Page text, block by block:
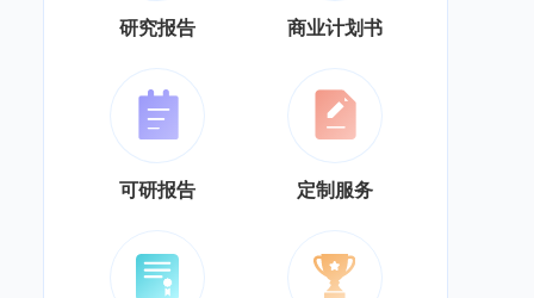
研究报告 商业计划书
可研报告 定制服务